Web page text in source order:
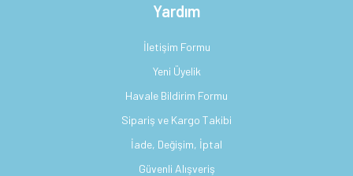
Yardım
İletişim Formu
Yeni Üyelik
Havale Bildirim Formu
Sipariş ve Kargo Takibi
İade, Değişim, İptal
Güvenli Alışveriş